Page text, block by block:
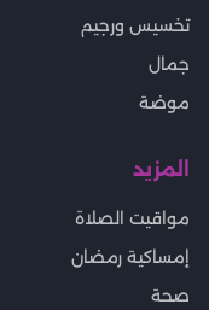
تخسيس ورجيم
جمال
موضة
المزيد
مواقيت الصلاة
إمساكية رمضان
صحة